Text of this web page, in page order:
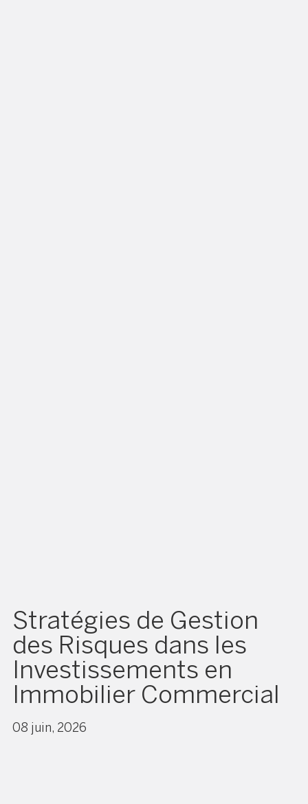
Stratégies de Gestion
des Risques dans les
Investissements en
Immobilier Commercial
08 juin, 2026